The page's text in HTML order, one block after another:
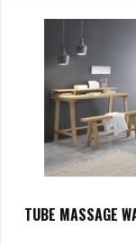
TUBE MASSAGE